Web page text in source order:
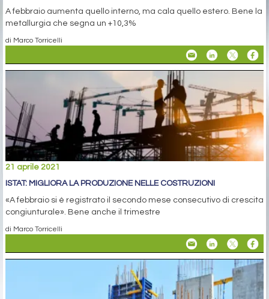
A febbraio aumenta quello interno, ma cala quello estero. Bene la
metallurgia che segna un +10,3%
di Marco Torricelli
21 aprile 2021
ISTAT: MIGLIORA LA PRODUZIONE NELLE COSTRUZIONI
«A febbraio si è registrato il secondo mese consecutivo di crescita
congiunturale». Bene anche il trimestre
di Marco Torricelli